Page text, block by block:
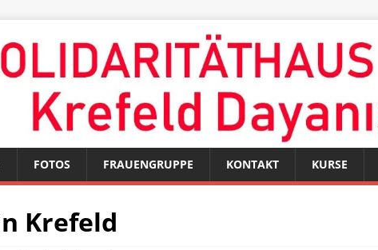
FOTOS FRAUENGRUPPE KONTAKT KURSE
Krefeld